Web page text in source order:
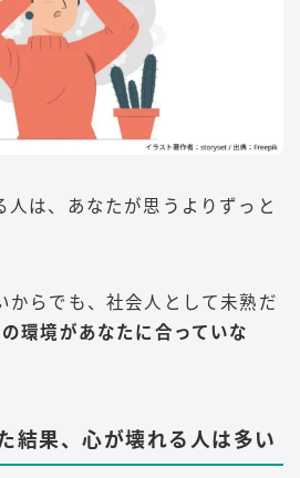
人は、あなたが思うよりずっと
からでも、社会人として未熟だ
環境があなたに合っていな
結果、心が壊れる人は多い